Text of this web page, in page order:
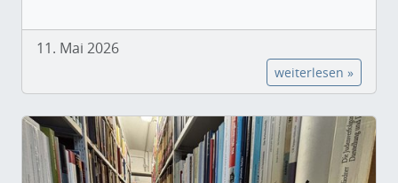
11. Mai 2026
weiterlesen »